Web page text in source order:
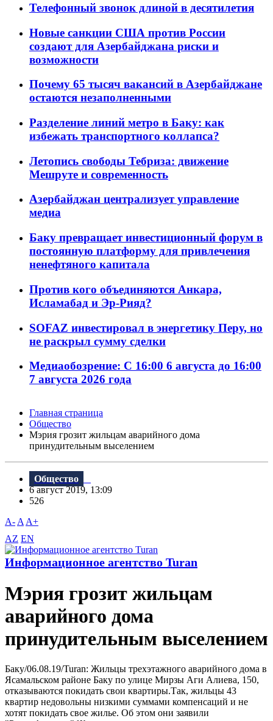
Телефонный звонок длиной в десятилетия
Новые санкции США против России
создают для Азербайджана риски и
возможности
Почему 65 тысяч вакансий в Азербайджане
остаются незаполненными
Разделение линий метро в Баку: как
избежать транспортного коллапса?
Летопись свободы Тебриза: движение
Мешруте и современность
Азербайджан централизует управление
медиа
Баку превращает инвестиционный форум в
постоянную платформу для привлечения
ненефтяного капитала
Против кого объединяются Анкара,
Исламабад и Эр-Рияд?
SOFAZ инвестировал в энергетику Перу, но
не раскрыл сумму сделки
Медиаобозрение: С 16:00 6 августа до 16:00
7 августа 2026 года
Главная страница
Общество
Мэрия грозит жильцам аварийного дома
принудительным выселением
Общество
6 август 2019, 13:09
526
A- A A+
AZ EN
Информационное агентство Turan
Мэрия грозит жильцам
аварийного дома
принудительным выселением
Баку/06.08.19/Turan: Жильцы трехэтажного аварийного дома в
Ясамальском районе Баку по улице Мирзы Аги Алиева, 150,
отказываются покидать свои квартиры.Так, жильцы 43
квартир недовольны низкими суммами компенсаций и не
хотят покидать свое жилье. Об этом они заявили